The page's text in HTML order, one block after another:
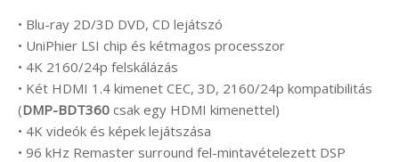
• Blu-ray 2D/3D DVD, CD lejátszó
• UniPhier LSI chip és kétmagos processzor
• 4K 2160/24p felskálázás
• Két HDMI 1.4 kimenet CEC, 3D, 2160/24p kompatibilitás
(DMP-BDT360 csak egy HDMI kimenettel)
• 4K videók és képek lejátszása
• 96 kHz Remaster surround fel-mintavételezett DSP